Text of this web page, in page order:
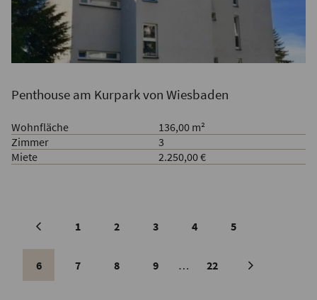
Penthouse am Kurpark von Wiesbaden
Wohnfläche
136,00 m²
Zimmer
3
Miete
2.250,00 €
vorherige
Seite
1 2 3 4 5
6 7 8 9 … 22
nächste